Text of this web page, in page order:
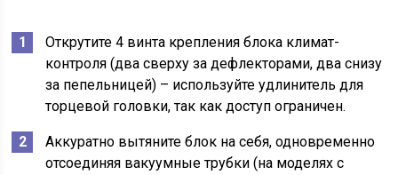
Открутите 4 винта крепления блока климат-
контроля (два сверху за дефлекторами, два снизу
за пепельницей) – используйте удлинитель для
торцевой головки, так как доступ ограничен.
Аккуратно вытяните блок на себя, одновременно
отсоединяя вакуумные трубки (на моделях с